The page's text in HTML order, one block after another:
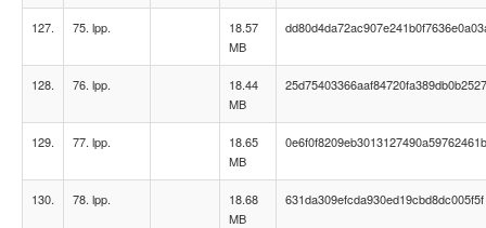
127. 75. lpp.
18.57
MB
128. 76. lpp.
18.44
MB
25d75403366aaf84720fa389db0b2527
129. 77. lpp.
18.65
MB
0e6f0f8209eb3013127490a59762461b
130. 78. lpp.
18.68
MB
631da309efcda930ed19cbd8dc005f5f